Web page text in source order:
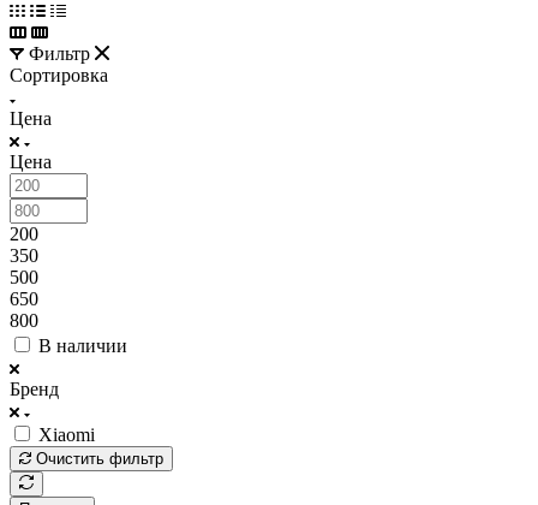
Фильтр
Сортировка
Цена
Цена
200
350
500
650
800
В наличии
Бренд
Xiaomi
Очистить фильтр